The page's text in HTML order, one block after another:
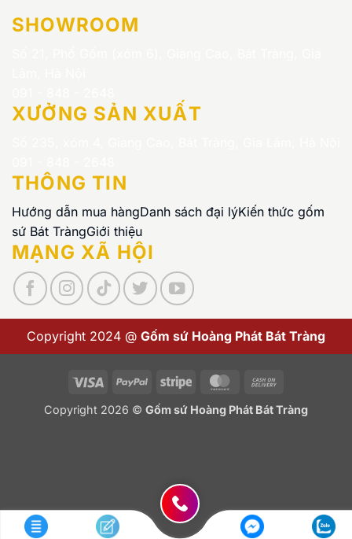
SHOWROOM
XƯỞNG SẢN XUẤT
THÔNG TIN
Hướng dẫn mua hàngDanh sách đại lýKiến thức gốm
sứ Bát TràngGiới thiệu
MẠNG XÃ HỘI
Copyright 2024 @ Gốm sứ Hoàng Phát Bát Tràng
Visa PayPal Stripe MasterCard
Delivery
Copyright 2026 © Gốm sứ Hoàng Phát Bát Tràng